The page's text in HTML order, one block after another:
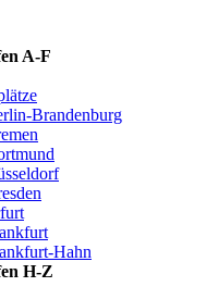
A-F
Brandenburg
Hahn
H-Z